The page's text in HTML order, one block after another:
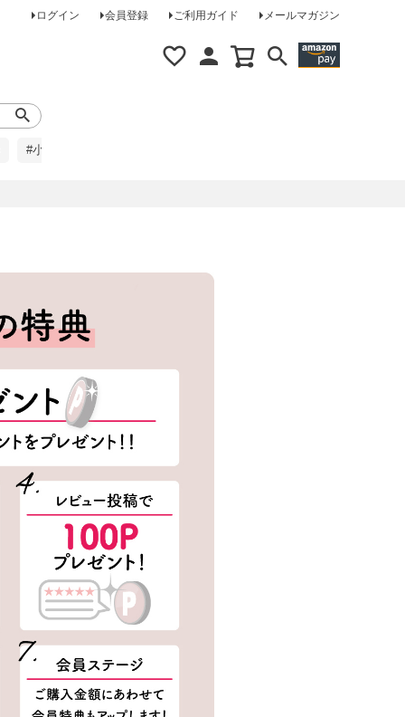
ログイン 会員登録 ご利用ガイド メールマガジン
#小柄な方に